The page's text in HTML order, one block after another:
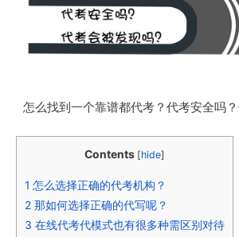
怎么找到一个靠谱都代考？代考安全吗
Contents [hide]
1 怎么选择正确的代考机构？
2 那如何选择正确的代写呢？
3 在线代考代模式也有很多种需区别对待